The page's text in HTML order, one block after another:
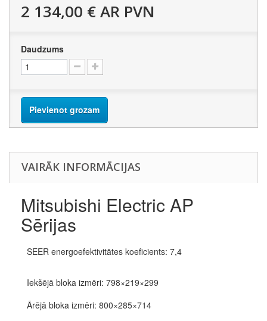
2 134,00 €AR PVN
Daudzums
Pievienot grozam
VAIRĀK INFORMĀCIJAS
Mitsubishi Electric AP
Sērijas
SEER energoefektivitātes koeficients: 7,4
Iekšējā bloka izmēri: 798×219×299
Ārējā bloka izmēri: 800×285×714